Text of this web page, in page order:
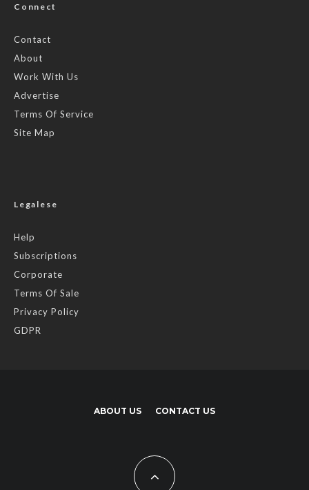
Connect
Contact
About
Work With Us
Advertise
Terms Of Service
Site Map
Legalese
Help
Subscriptions
Corporate
Terms Of Sale
Privacy Policy
GDPR
ABOUT US CONTACT US